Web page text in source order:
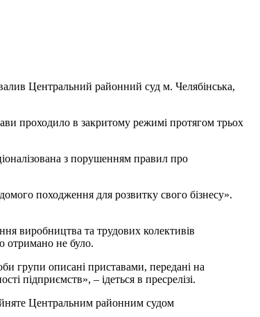
Центральний районний суд м. Челябінська,
проходило в закритому режимі протягом трьох
з порушенням правил про
походження для розвитку свого бізнесу».
виробництва та трудових колективів
отримано не було.
групи описані приставами, передані на
підприємств», – ідеться в пресрелізі.
Центральним районним судом